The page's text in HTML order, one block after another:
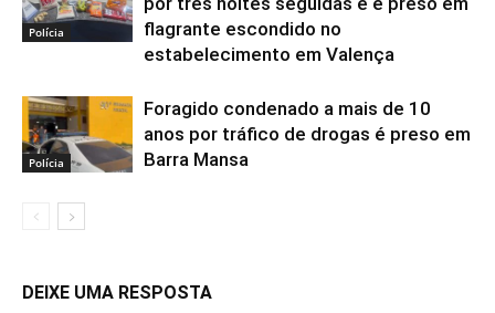
Polícia
flagrante escondido no
estabelecimento em Valença
Polícia
Foragido condenado a mais de 10
anos por tráfico de drogas é preso em
Barra Mansa
DEIXE UMA RESPOSTA